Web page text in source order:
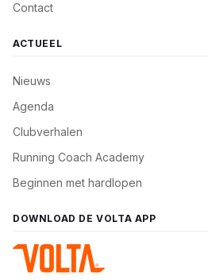
Contact
ACTUEEL
Nieuws
Agenda
Clubverhalen
Running Coach Academy
Beginnen met hardlopen
DOWNLOAD DE VOLTA APP